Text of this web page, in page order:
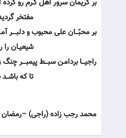
بر کریمان سرور اهل کـرم رو
مفتخر گردیده با او
بر محبّـــان علی محبوب و دلبــــر
شیعیـان را رهنمـــا
راجیـــا بردامـن سبـــط پیمبــــر
تا که باشــد شافعت
محمد رجب زاده (راجی) –رمضان 1436